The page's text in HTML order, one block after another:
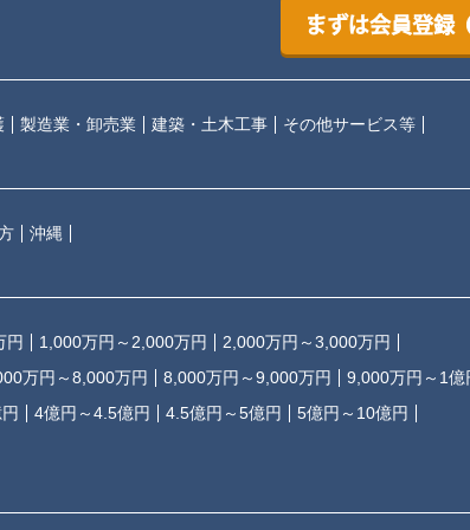
まずは会員登録
製造業・卸売業 建築・土木工事 その他サービス等
沖縄
円 1,000万円～2,000万円
2,000万円～3,000万円
万円～8,000万円 8,000万円～9,000万円
9,000万円～1億
4億円～4.5億円 4.5億円～5億円
5億円～10億円